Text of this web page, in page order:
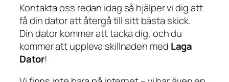
Kontakta oss redan idag så hjälper vi dig att
få din dator att återgå till sitt bästa skick.
Din dator kommer att tacka dig, och du
kommer att uppleva skillnaden med Laga
Dator!